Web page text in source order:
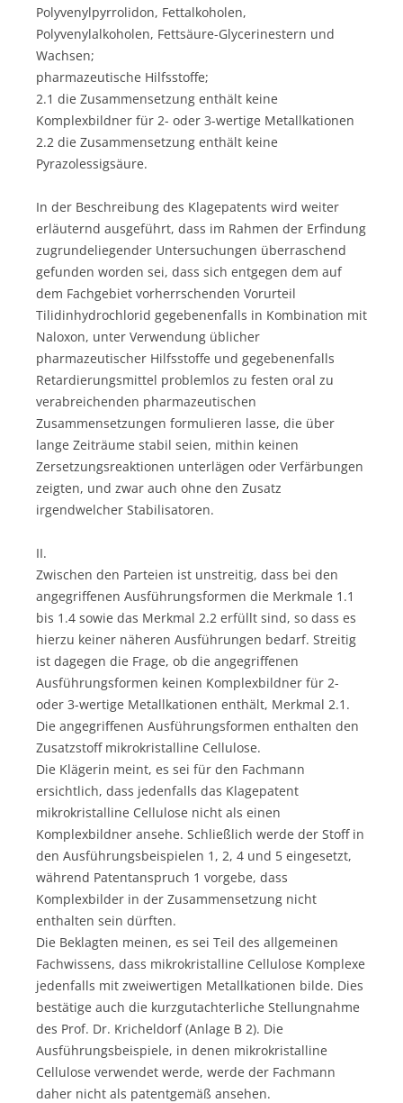
Polyvenylpyrrolidon, Fettalkoholen,
Polyvenylalkoholen, Fettsäure-Glycerinestern und
Wachsen;
pharmazeutische Hilfsstoffe;
2.1 die Zusammensetzung enthält keine
Komplexbildner für 2- oder 3-wertige Metallkationen
2.2 die Zusammensetzung enthält keine
Pyrazolessigsäure.
In der Beschreibung des Klagepatents wird weiter
erläuternd ausgeführt, dass im Rahmen der Erfindung
zugrundeliegender Untersuchungen überraschend
gefunden worden sei, dass sich entgegen dem auf
dem Fachgebiet vorherrschenden Vorurteil
Tilidinhydrochlorid gegebenenfalls in Kombination mit
Naloxon, unter Verwendung üblicher
pharmazeutischer Hilfsstoffe und gegebenenfalls
Retardierungsmittel problemlos zu festen oral zu
verabreichenden pharmazeutischen
Zusammensetzungen formulieren lasse, die über
lange Zeiträume stabil seien, mithin keinen
Zersetzungsreaktionen unterlägen oder Verfärbungen
zeigten, und zwar auch ohne den Zusatz
irgendwelcher Stabilisatoren.
II.
Zwischen den Parteien ist unstreitig, dass bei den
angegriffenen Ausführungsformen die Merkmale 1.1
bis 1.4 sowie das Merkmal 2.2 erfüllt sind, so dass es
hierzu keiner näheren Ausführungen bedarf. Streitig
ist dagegen die Frage, ob die angegriffenen
Ausführungsformen keinen Komplexbildner für 2-
oder 3-wertige Metallkationen enthält, Merkmal 2.1.
Die angegriffenen Ausführungsformen enthalten den
Zusatzstoff mikrokristalline Cellulose.
Die Klägerin meint, es sei für den Fachmann
ersichtlich, dass jedenfalls das Klagepatent
mikrokristalline Cellulose nicht als einen
Komplexbildner ansehe. Schließlich werde der Stoff in
den Ausführungsbeispielen 1, 2, 4 und 5 eingesetzt,
während Patentanspruch 1 vorgebe, dass
Komplexbilder in der Zusammensetzung nicht
enthalten sein dürften.
Die Beklagten meinen, es sei Teil des allgemeinen
Fachwissens, dass mikrokristalline Cellulose Komplexe
jedenfalls mit zweiwertigen Metallkationen bilde. Dies
bestätige auch die kurzgutachterliche Stellungnahme
des Prof. Dr. Kricheldorf (Anlage B 2). Die
Ausführungsbeispiele, in denen mikrokristalline
Cellulose verwendet werde, werde der Fachmann
daher nicht als patentgemäß ansehen.